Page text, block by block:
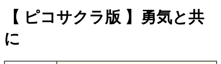
【 ピコサクラ版 】勇気と共
に